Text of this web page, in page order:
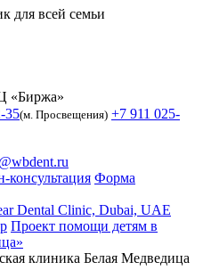
для всей семьи
«Биржа»
35(м. Просвещения) +7 911 025-
консультация Форма
Dental Clinic, Dubai, UAE
Проект помощи детям в
клиника Белая Медведица